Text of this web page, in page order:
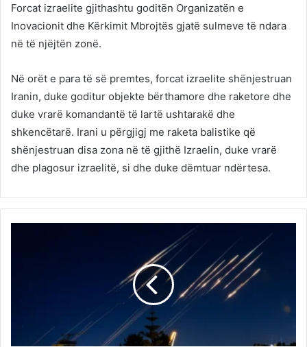
Forcat izraelite gjithashtu goditën Organizatën e
Inovacionit dhe Kërkimit Mbrojtës gjatë sulmeve të ndara
në të njëjtën zonë.
Në orët e para të së premtes, forcat izraelite shënjestruan
Iranin, duke goditur objekte bërthamore dhe raketore dhe
duke vrarë komandantë të lartë ushtarakë dhe
shkencëtarë. Irani u përgjigj me raketa balistike që
shënjestruan disa zona në të gjithë Izraelin, duke vrarë
dhe plagosur izraelitë, si dhe duke dëmtuar ndërtesa.